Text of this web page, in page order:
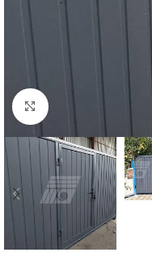
Click to enlarge